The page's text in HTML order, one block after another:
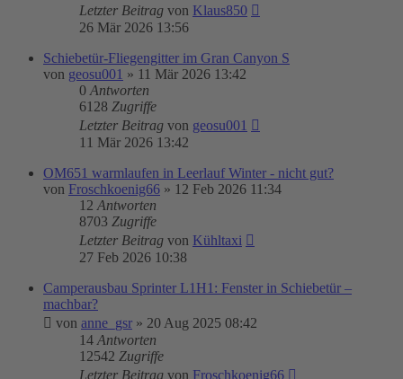
Letzter Beitrag von Klaus850
26 Mär 2026 13:56
Schiebetür-Fliegengitter im Gran Canyon S
von geosu001 » 11 Mär 2026 13:42
0 Antworten
6128 Zugriffe
Letzter Beitrag von geosu001
11 Mär 2026 13:42
OM651 warmlaufen in Leerlauf Winter - nicht gut?
von Froschkoenig66 » 12 Feb 2026 11:34
12 Antworten
8703 Zugriffe
Letzter Beitrag von Kühltaxi
27 Feb 2026 10:38
Camperausbau Sprinter L1H1: Fenster in Schiebetür –
machbar?
von anne_gsr » 20 Aug 2025 08:42
14 Antworten
12542 Zugriffe
Letzter Beitrag von Froschkoenig66